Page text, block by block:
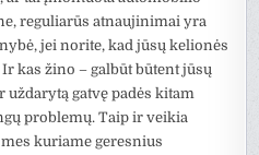
reguliarūs atnaujinimai yra
jei norite, kad jūsų kelionės
kas žino – galbūt būtent jūsų
uždarytą gatvę padės kitam
problemų. Taip ir veikia
kuriame geresnius